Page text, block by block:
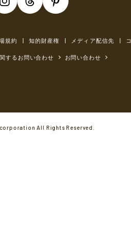
規約 知的財産権 メディア配信先
するお問い合わせ お問い合わせ
All Rights Reserved.